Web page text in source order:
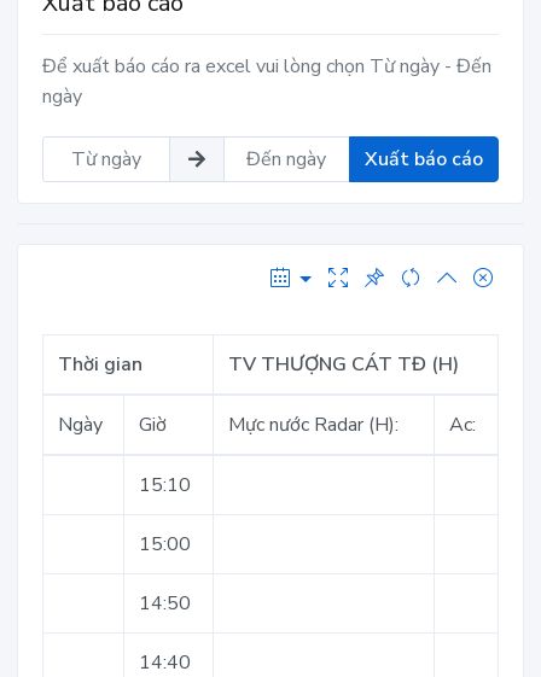
Để xuất báo cáo ra excel vui lòng chọn Từ ngày - Đến
ngày
Xuất báo cáo
Thời gian TV THƯỢNG CÁT TĐ (H)
Ngày Giờ Mực nước Radar (H): Ac:
15:10
15:00
14:50
14:40